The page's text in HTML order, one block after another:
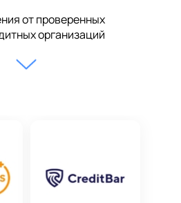
от проверенных
организаций